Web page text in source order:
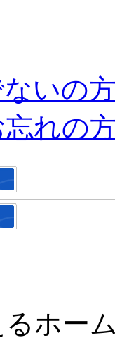
いの
れの
ホー